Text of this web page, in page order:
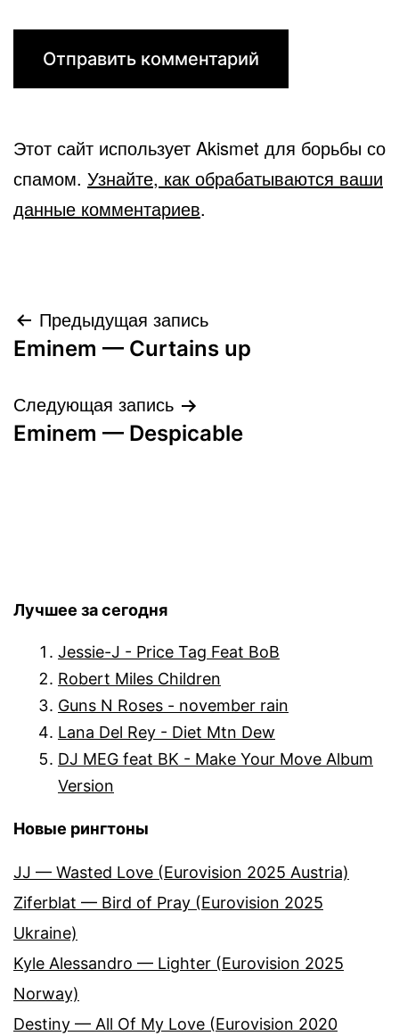
Этот сайт использует Akismet для борьбы со
спамом. Узнайте, как обрабатываются ваши
данные комментариев.
Навигация
по
записям
Предыдущая запись
Eminem — Curtains up
Следующая запись
Eminem — Despicable
Лучшее за сегодня
Jessie-J - Price Tag Feat BoB
Robert Miles Children
Guns N Roses - november rain
Lana Del Rey - Diet Mtn Dew
DJ MEG feat BK - Make Your Move Album
Version
Новые рингтоны
JJ — Wasted Love (Eurovision 2025 Austria)
Ziferblat — Bird of Pray (Eurovision 2025
Ukraine)
Kyle Alessandro — Lighter (Eurovision 2025
Norway)
Destiny — All Of My Love (Eurovision 2020